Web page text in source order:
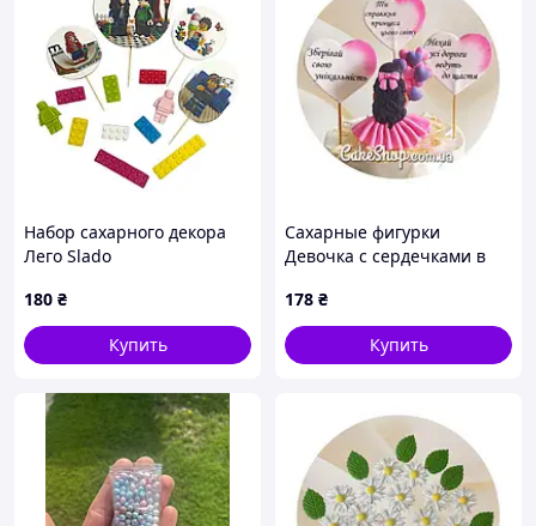
Набор сахарного декора
Лего Slado
180 ₴
Купить
Сахарные фигурки
Девочка с сердечками в
178 ₴
Купить